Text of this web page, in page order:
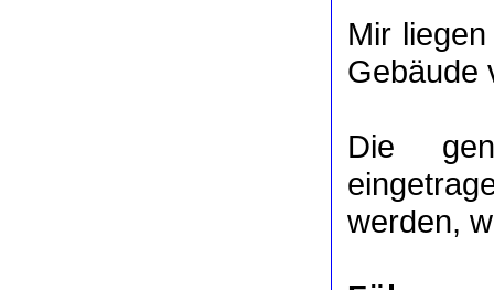
Mir
Gebäude
Die
werden,